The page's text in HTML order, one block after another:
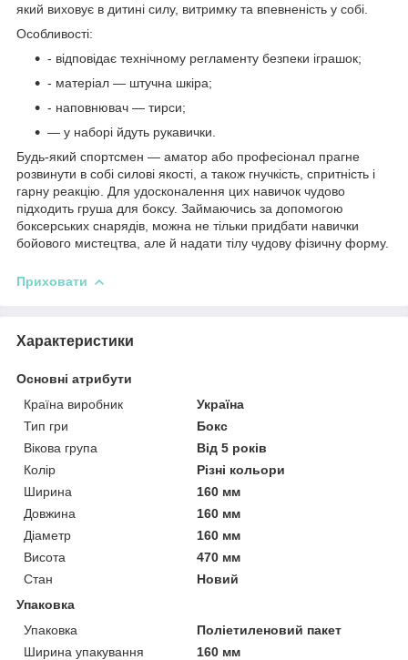
який виховує в дитині силу, витримку та впевненість у собі.
Особливості:
- відповідає технічному регламенту безпеки іграшок;
- матеріал — штучна шкіра;
- наповнювач — тирси;
— у наборі йдуть рукавички.
Будь-який спортсмен — аматор або професіонал прагне
розвинути в собі силові якості, а також гнучкість, спритність і
гарну реакцію. Для удосконалення цих навичок чудово
підходить груша для боксу. Займаючись за допомогою
боксерських снарядів, можна не тільки придбати навички
бойового мистецтва, але й надати тілу чудову фізичну форму.
Приховати
Характеристики
Основні атрибути
Країна виробник
Україна
Тип гри
Бокс
Вікова група
Від 5 років
Колір
Різні кольори
Ширина
160 мм
Довжина
160 мм
Діаметр
160 мм
Висота
470 мм
Стан
Новий
Упаковка
Упаковка
Поліетиленовий пакет
Ширина упакування
160 мм